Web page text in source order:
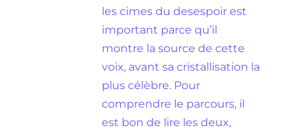
les cimes du desespoir est
important parce qu’il
montre la source de cette
voix, avant sa cristallisation la
plus célèbre. Pour
comprendre le parcours, il
est bon de lire les deux,